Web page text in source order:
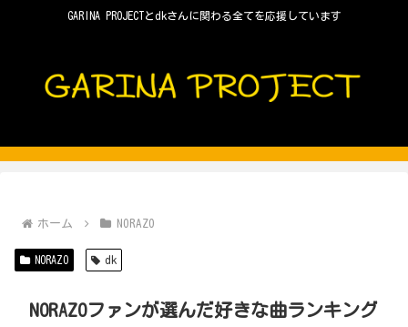
GARINA PROJECTとdkさんに関わる全てを応援しています
ホーム NORAZO
NORAZO dk
NORAZOファンが選んだ好きな曲ランキング